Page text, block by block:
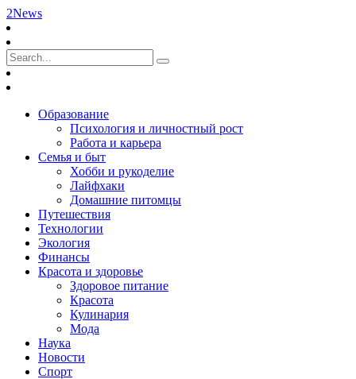
2News
Образование
Психология и личностный рост
Работа и карьера
Семья и быт
Хобби и рукоделие
Лайфхаки
Домашние питомцы
Путешествия
Технологии
Экология
Финансы
Красота и здоровье
Здоровое питание
Красота
Кулинария
Мода
Наука
Новости
Спорт